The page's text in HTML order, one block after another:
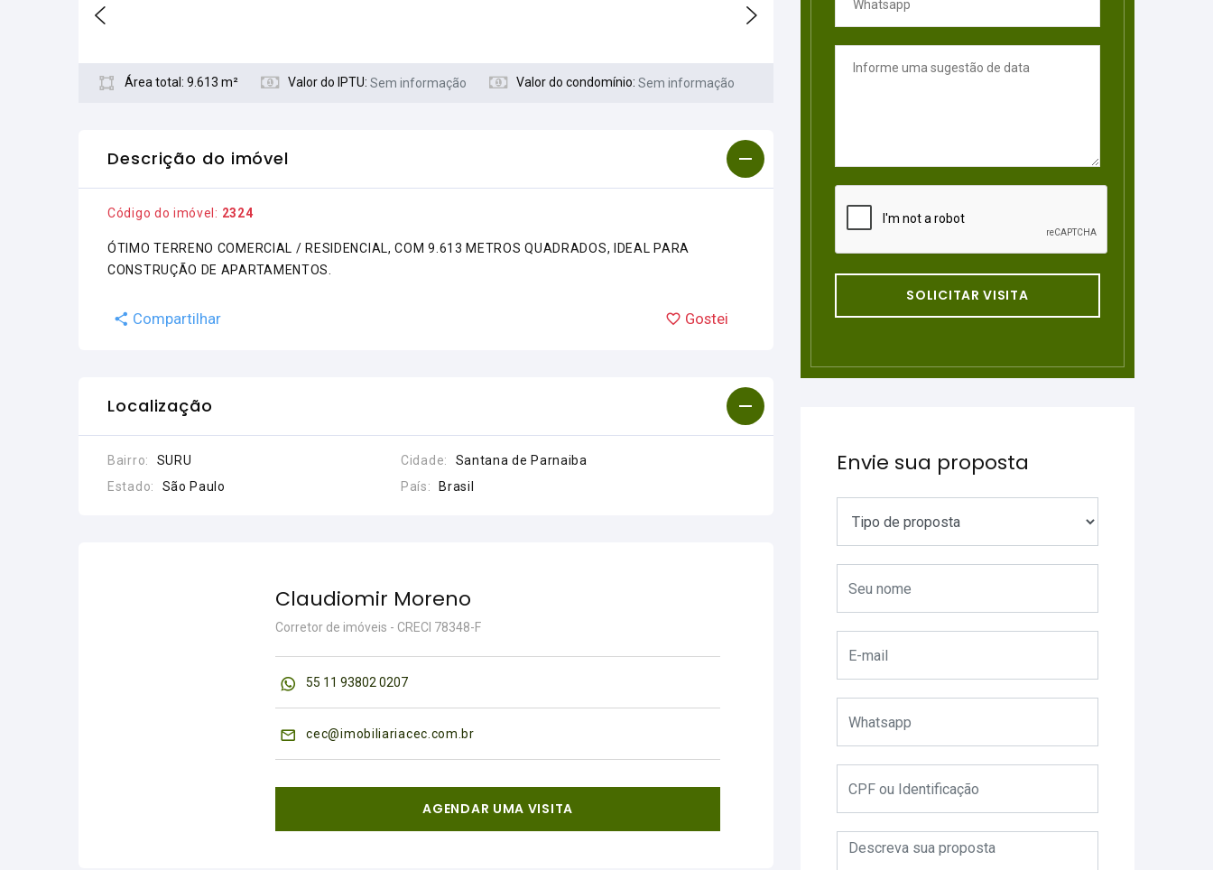
Área total: 9.613 m² Valor do IPTU: Sem informação Valor do condomínio: Sem informação
Descrição do imóvel
Código do imóvel: 2324
ÓTIMO TERRENO COMERCIAL / RESIDENCIAL, COM 9.613 METROS QUADRADOS, IDEAL PARA
CONSTRUÇÃO DE APARTAMENTOS.
Compartilhar Gostei
Localização
Bairro:
SURU
Estado:
São Paulo
Cidade:
Santana de Parnaiba
País:
Brasil
Claudiomir Moreno
Corretor de imóveis - CRECI 78348-F
55 11 93802 0207
cec@imobiliariacec.com.br
AGENDAR UMA VISITA
SOLICITAR VISITA
Envie sua proposta